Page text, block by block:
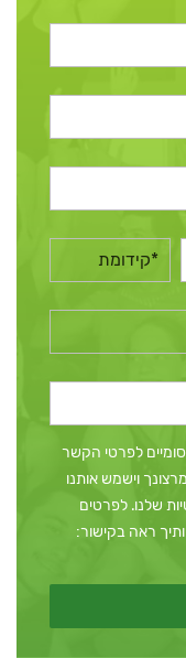
לפרטי הקשר
וישמש אותנו
שלנו. לפרטים
ראה בקישור: